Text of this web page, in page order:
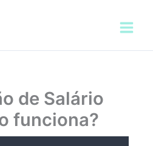
de Salário
funciona?